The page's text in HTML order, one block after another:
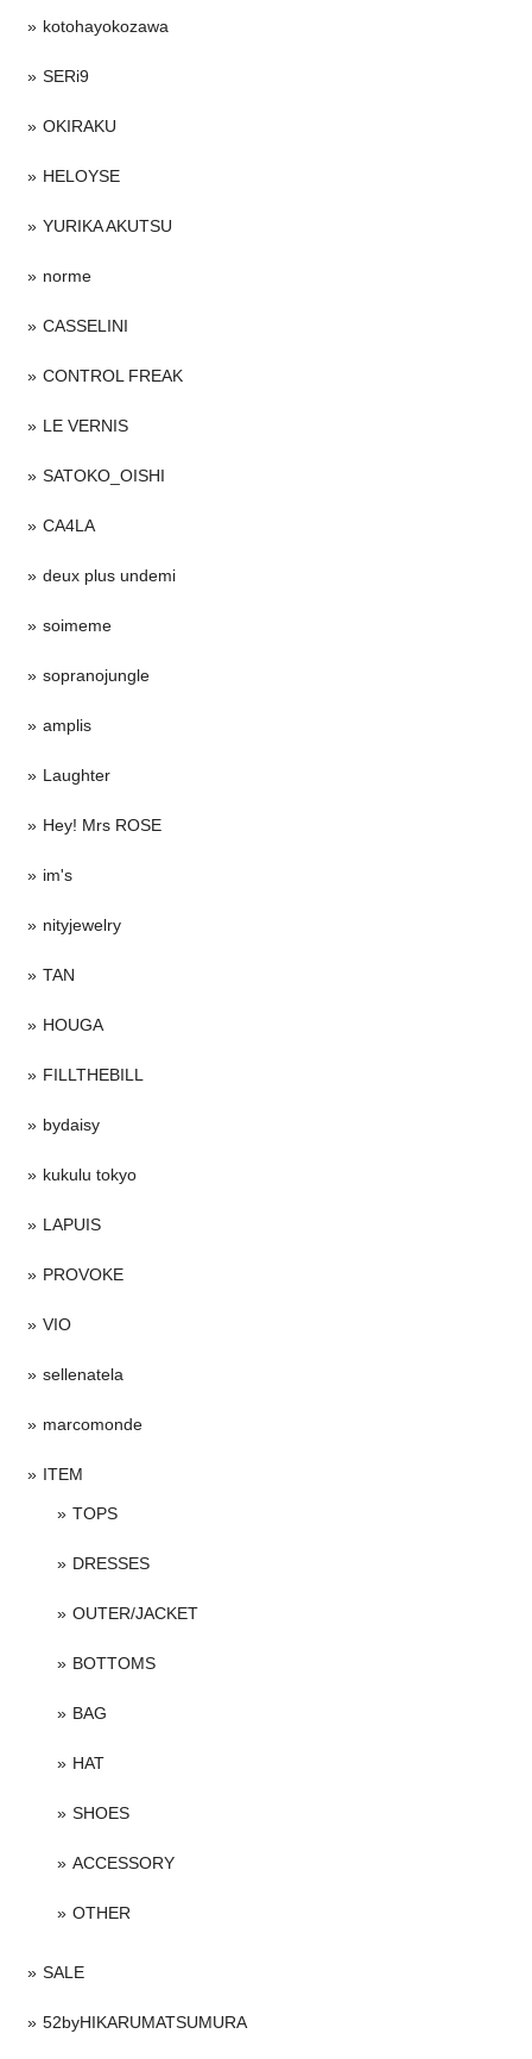
kotohayokozawa
SERi9
OKIRAKU
HELOYSE
YURIKA AKUTSU
norme
CASSELINI
CONTROL FREAK
LE VERNIS
SATOKO_OISHI
CA4LA
deux plus undemi
soimeme
sopranojungle
amplis
Laughter
Hey! Mrs ROSE
im's
nityjewelry
TAN
HOUGA
FILLTHEBILL
bydaisy
kukulu tokyo
LAPUIS
PROVOKE
VIO
sellenatela
marcomonde
ITEM
TOPS
DRESSES
OUTER/JACKET
BOTTOMS
BAG
HAT
SHOES
ACCESSORY
OTHER
SALE
52byHIKARUMATSUMURA